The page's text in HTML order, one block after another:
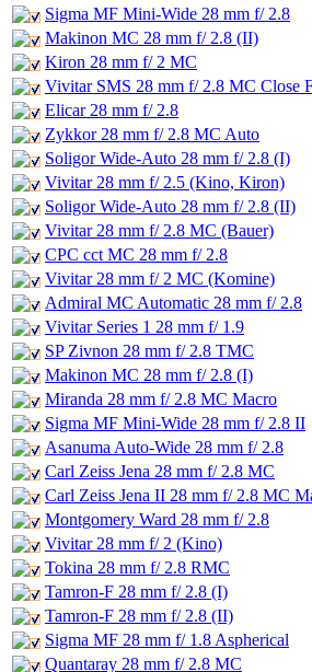
Sigma MF Mini-Wide 28 mm f/ 2.8
Makinon MC 28 mm f/ 2.8 (II)
Kiron 28 mm f/ 2 MC
Vivitar SMS 28 mm f/ 2.8 MC Close
Elicar 28 mm f/ 2.8
Zykkor 28 mm f/ 2.8 MC Auto
Soligor Wide-Auto 28 mm f/ 2.8 (I)
Vivitar 28 mm f/ 2.5 (Kino, Kiron)
Soligor Wide-Auto 28 mm f/ 2.8 (II)
Vivitar 28 mm f/ 2.8 MC (Bauer)
CPC cct MC 28 mm f/ 2.8
Vivitar 28 mm f/ 2 MC (Komine)
Admiral MC Automatic 28 mm f/ 2.8
Vivitar Series 1 28 mm f/ 1.9
SP Zivnon 28 mm f/ 2.8 TMC
Makinon MC 28 mm f/ 2.8 (I)
Miranda 28 mm f/ 2.8 MC Macro
Sigma MF Mini-Wide 28 mm f/ 2.8 II
Asanuma Auto-Wide 28 mm f/ 2.8
Carl Zeiss Jena 28 mm f/ 2.8 MC
Carl Zeiss Jena II 28 mm f/ 2.8 MC
Montgomery Ward 28 mm f/ 2.8
Vivitar 28 mm f/ 2 (Kino)
Tokina 28 mm f/ 2.8 RMC
Tamron-F 28 mm f/ 2.8 (I)
Tamron-F 28 mm f/ 2.8 (II)
Sigma MF 28 mm f/ 1.8 Aspherical
Quantaray 28 mm f/ 2.8 MC